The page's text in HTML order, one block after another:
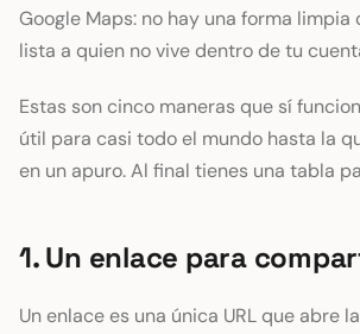
Google Maps: no hay una forma limpia
lista a quien no vive dentro de tu
Estas son cinco maneras que sí
útil para casi todo el mundo hasta la
en un apuro. Al final tienes una tabla
1. Un enlace para
Un enlace es una única URL que abre